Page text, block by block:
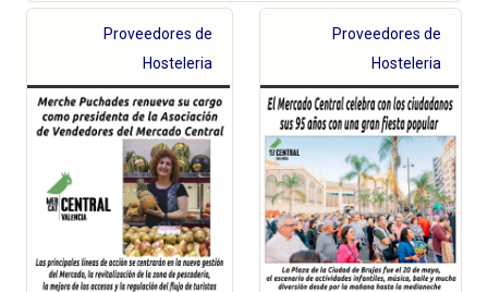
Proveedores de
Hosteleria
Proveedores de
Hosteleria